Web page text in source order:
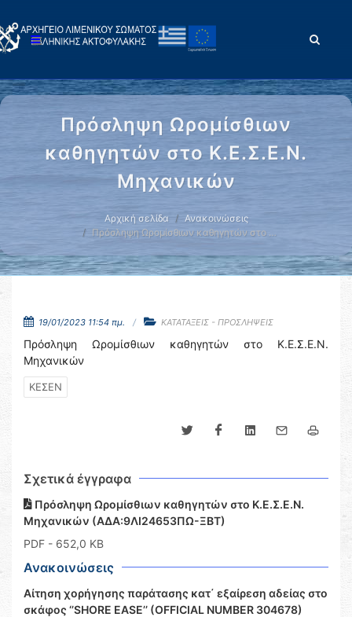
Πρόσληψη Ωρομίσθιων
καθηγητών στο Κ.Ε.Σ.Ε.Ν.
Μηχανικών
Αρχική σελίδα
Ανακοινώσεις
Πρόσληψη Ωρομίσθιων καθηγητών στο …
19/01/2023 11:54 πμ. ΚΑΤΑΤΑΞΕΙΣ - ΠΡΟΣΛΗΨΕΙΣ
Πρόσληψη Ωρομίσθιων καθηγητών στο Κ.Ε.Σ.Ε.Ν.
Μηχανικών
ΚΕΣΕΝ
Σχετικά έγγραφα
Πρόσληψη Ωρομίσθιων καθηγητών στο Κ.Ε.Σ.Ε.Ν.
Μηχανικών (ΑΔΑ:9ΛΙ24653ΠΩ-ΞΒΤ)
PDF - 652,0 KB
Ανακοινώσεις
Αίτηση χορήγησης παράτασης κατ΄ εξαίρεση αδείας στο
σκάφος ‘’SHORE EASE’’ (OFFICIAL NUMBER 304678)